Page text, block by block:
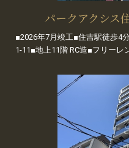
パークアクシス
■2026年7月竣工■住吉駅徒歩4
1-11■地上11階 RC造■フリーレ